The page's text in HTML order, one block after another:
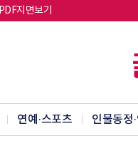
PDF지면보기
연예·스포츠 인물동정